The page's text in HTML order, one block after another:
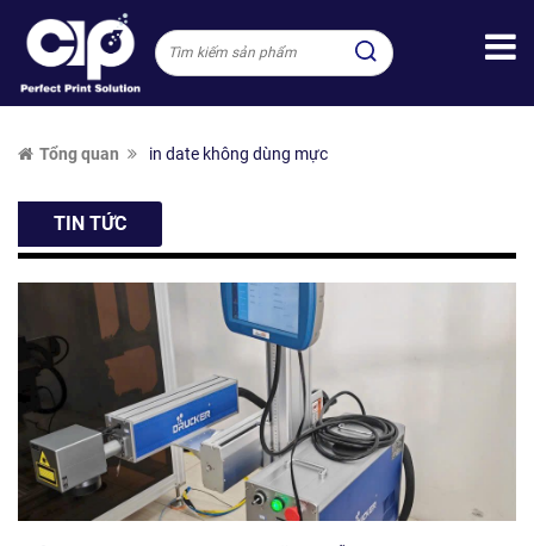
Tổng quan in date không dùng mực
TIN TỨC